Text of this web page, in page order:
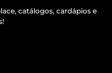
catálogos, cardápios e